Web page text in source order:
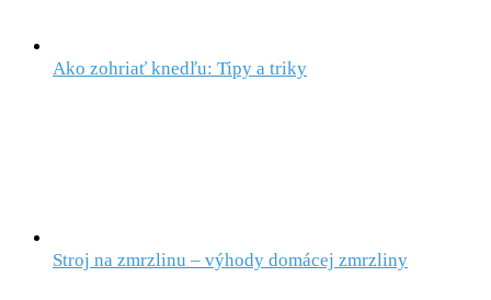
Ako zohriať knedľu: Tipy a triky
Stroj na zmrzlinu – výhody domácej zmrzliny